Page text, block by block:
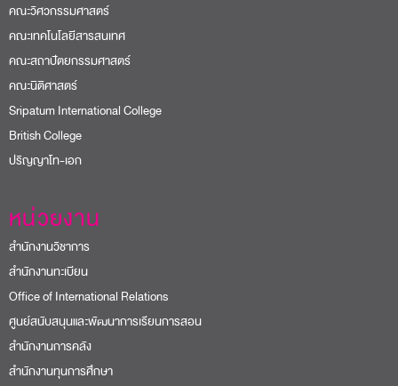
คณะวิศวกรรมศาสตร์
คณะเทคโนโลยีสารสนเทศ
คณะสถาปัตยกรรมศาสตร์
คณะนิติศาสตร์
Sripatum International College
British College
ปริญญาโท-เอก
หน่วยงาน
สำนักงานวิชาการ
สำนักงานทะเบียน
Office of International Relations
ศูนย์สนับสนุนและพัฒนาการเรียนการสอน
สำนักงานการคลัง
สำนักงานทุนการศึกษา